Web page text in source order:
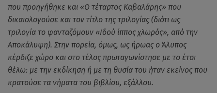
που προηγήθηκε και «Ο τέταρτος Καβαλάρης» που
δικαιολογούσε και τον τίτλο της τριλογίας (διότι ως
τριλογία το φανταζόμουν «Ιδού ίππος χλωρός», από την
Αποκάλυψη). Στην πορεία, όμως, ως ήρωας ο Άλυπος
κέρδιζε χώρο και στο τέλος πρωταγωνίστησε με το έτσι
θέλω: με την εκδίκηση ή με τη θυσία του ήταν εκείνος που
κρατούσε τα νήματα του βιβλίου, εξάλλου.